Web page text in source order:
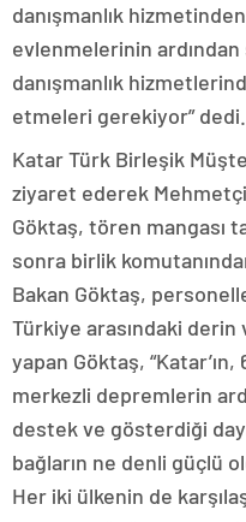
danışmanlık
evlenmelerinin
danışmanlık
etmeleri gerekiyor” dedi.
Katar Türk Birleşik
ziyaret ederek
Göktaş, tören mangası
sonra birlik
Bakan Göktaş,
Türkiye arasındaki
yapan Göktaş,
merkezli depremlerin
destek ve gösterdiği
bağların ne denli güçlü
Her iki ülkenin de